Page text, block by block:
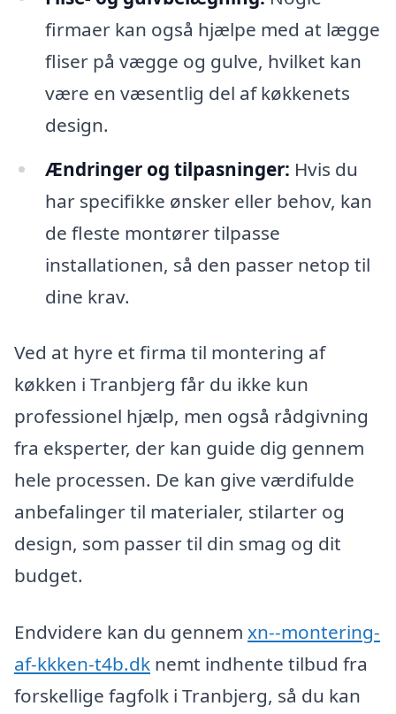
firmaer kan også hjælpe med at lægge
fliser på vægge og gulve, hvilket kan
være en væsentlig del af køkkenets
design.
Ændringer og tilpasninger: Hvis du
har specifikke ønsker eller behov, kan
de fleste montører tilpasse
installationen, så den passer netop til
dine krav.
Ved at hyre et firma til montering af
køkken i Tranbjerg får du ikke kun
professionel hjælp, men også rådgivning
fra eksperter, der kan guide dig gennem
hele processen. De kan give værdifulde
anbefalinger til materialer, stilarter og
design, som passer til din smag og dit
budget.
Endvidere kan du gennem xn--montering-
af-kkken-t4b.dk nemt indhente tilbud fra
forskellige fagfolk i Tranbjerg, så du kan